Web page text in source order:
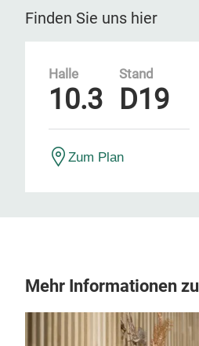
Finden Sie uns hier
Halle
10.3
Stand
D19
Zum Plan
Mehr Informationen